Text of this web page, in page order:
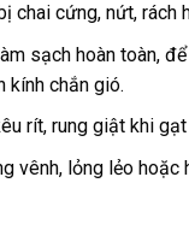
chai cứng, nứt, rách
sạch hoàn toàn,
kính chắn gió.
rít, rung giật khi
vênh, lỏng lẻo hoặc